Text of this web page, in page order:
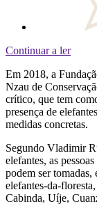
Continuar a ler
Em 2018, a
Nzau de
crítico, que tem
presença de
medidas concretas.
Segundo Vladimir
elefantes, as
podem ser
elefantes-da-
Cabinda, Uíje,